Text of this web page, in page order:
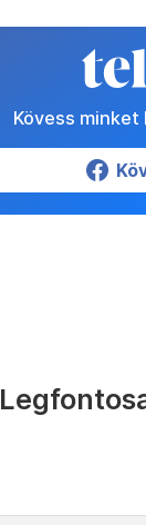
Kövess minket